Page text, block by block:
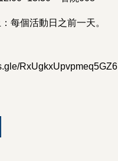
每個活動日之前一天。
RxUgkxUpvpmeq5GZ6